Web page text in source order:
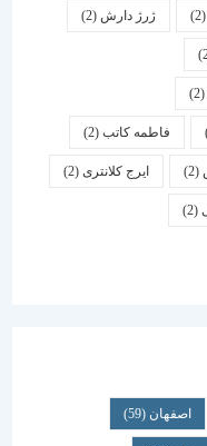
ژرژ دارش (2)
کاتب(2)
ایرج کلانتری (2)
(59)